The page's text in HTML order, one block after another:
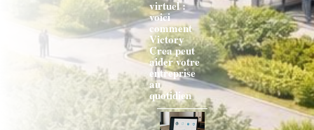
virtuel :
voici
comment
Victory
Crea peut
aider votre
entreprise
au
quotidien